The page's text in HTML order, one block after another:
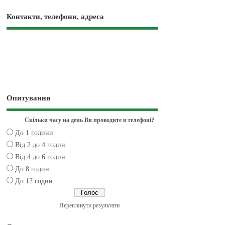
Контакти, телефони, адреса
Опитування
Скільки часу на день Ви проводите в телефоні?
До 1 години
Від 2 до 4 годин
Від 4 до 6 годин
До 8 годин
До 12 годин
Переглянути результати